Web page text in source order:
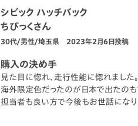
シビック ハッチバック
ちびっくさん
30代/男性/埼玉県 2023年2月6日投稿
購入の決め手
見た目に惚れ、走行性能に惚れました。
海外限定色だったのが日本で出たのも
担当者も良い方で今後もお世話になり